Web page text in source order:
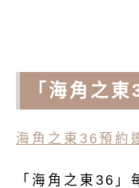
「海角之
海角之東36預約
「海角之東36」